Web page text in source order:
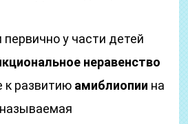
у части детей
неравенство
к развитию амиблиопии на